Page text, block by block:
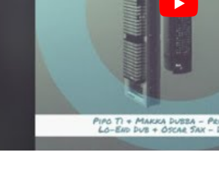
LE GROS
The Covers !!!